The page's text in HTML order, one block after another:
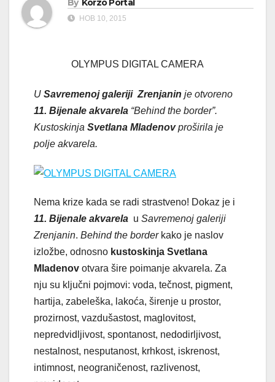
By Korzo Portal
НОВ 10, 2015
OLYMPUS DIGITAL CAMERA
U Savremenoj galeriji Zrenjanin je otvoreno
11. Bijenale akvarela “Behind the border”.
Kustoskinja Svetlana Mladenovproširila je
polje akvarela.
Nema krize kada se radi strastveno! Dokaz je i
11. Bijenale akvarela u Savremenoj galeriji
Zrenjanin. Behind the borderkako je naslov
izložbe, odnosno kustoskinja Svetlana
Mladenov otvara šire poimanje akvarela. Za
nju su ključni pojmovi: voda, tečnost, pigment,
hartija, zabeleška, lakoća, širenje u prostor,
prozirnost, vazdušastost, maglovitost,
nepredvidljivost, spontanost, nedodirljivost,
nestalnost, nesputanost, krhkost, iskrenost,
intimnost, neograničenost, razlivenost,